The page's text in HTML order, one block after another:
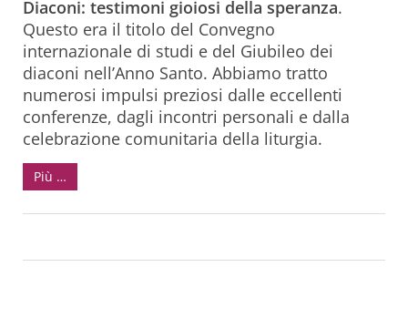
Diaconi: testimoni gioiosi della speranza.
Questo era il titolo del Convegno
internazionale di studi e del Giubileo dei
diaconi nell’Anno Santo. Abbiamo tratto
numerosi impulsi preziosi dalle eccellenti
conferenze, dagli incontri personali e dalla
celebrazione comunitaria della liturgia.
Più …